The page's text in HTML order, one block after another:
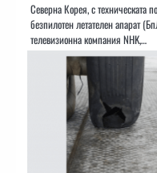
Северна Корея, с техническата
безпилотен летателен апарат
телевизионна компания NHK,…